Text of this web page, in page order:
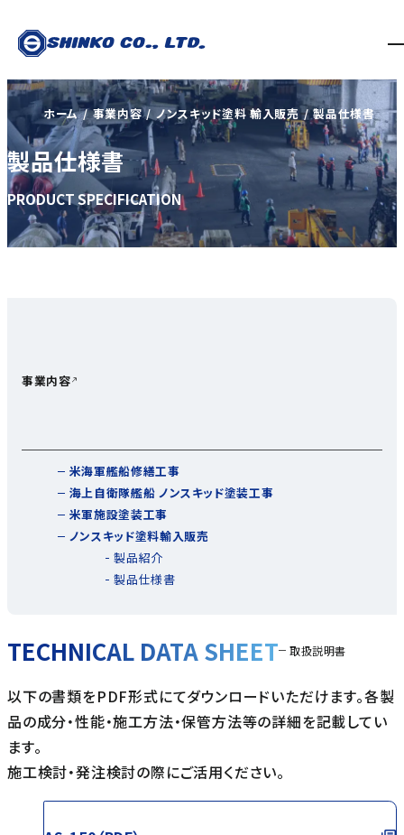
ホーム 事業内容 ノンスキッド塗料 輸入販売 製品仕様書
製品仕様書
PRODUCT SPECIFICATION
事業内容
米海軍艦船修繕工事
海上自衛隊艦船 ノンスキッド塗装工事
米軍施設塗装工事
ノンスキッド塗料輸入販売
製品紹介
製品仕様書
TECHNICAL DATA SHEET 取扱説明書
以下の書類をPDF形式にてダウンロードいただけます。各製
品の成分・性能・施工方法・保管方法等の詳細を記載してい
ます。
施工検討・発注検討の際にご活用ください。